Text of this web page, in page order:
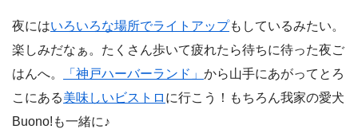
夜にはいろいろな場所でライトアップもしているみたい。
楽しみだなぁ。たくさん歩いて疲れたら待ちに待った夜ご
はんへ。
「神戸ハーバーランド」 から山手にあがってとろ
こにある美味しいビストロ に行こう！もちろん我家の愛犬
Buono!も一緒に♪